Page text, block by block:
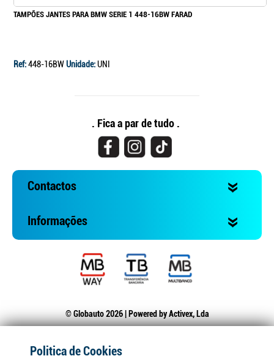
TAMPÕES JANTES PARA BMW SERIE 1 448-16BW FARAD
Ref:448-16BWUnidade:UNI
. Fica a par de tudo .
Contactos
Informações
© Globauto 2026 | Powered byActivex, Lda
Politica de Cookies